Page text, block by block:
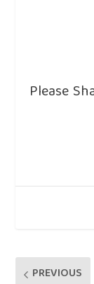
Please
PREVIOUS